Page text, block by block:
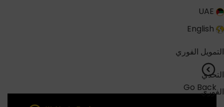
التمويل الفوري
التحدي
الفوري
Go Back